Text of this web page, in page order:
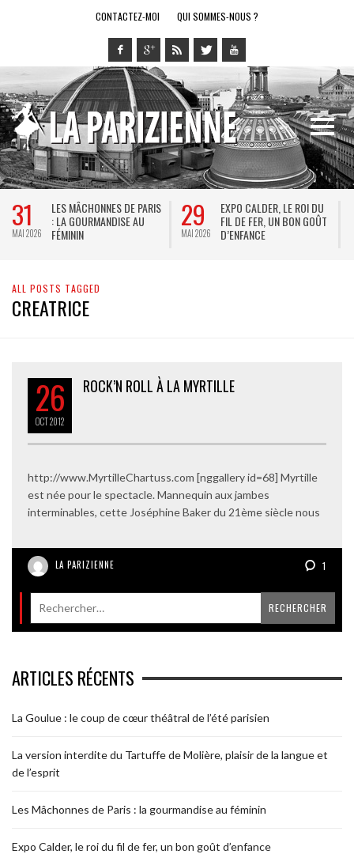
CONTACTEZ-MOI QUI SOMMES-NOUS ?
31
MAI 2026
LES MÂCHONNES DE PARIS
: LA GOURMANDISE AU
FÉMININ
29
MAI 2026
EXPO CALDER, LE ROI DU
FIL DE FER, UN BON GOÛT
D’ENFANCE
ALL POSTS TAGGED
CREATRICE
26
OCT2012
ROCK’N ROLL À LA MYRTILLE
http://www.MyrtilleChartuss.com [nggallery id=68] Myrtille
est née pour le spectacle. Mannequin aux jambes
interminables, cette Joséphine Baker du 21ème siècle nous
LA PARIZIENNE 1
ARTICLES RÉCENTS
La Goulue : le coup de cœur théâtral de l’été parisien
La version interdite du Tartuffe de Molière, plaisir de la langue et
de l’esprit
Les Mâchonnes de Paris : la gourmandise au féminin
Expo Calder, le roi du fil de fer, un bon goût d’enfance